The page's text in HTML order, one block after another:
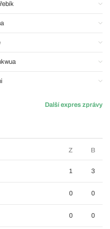
Další expres zprávy
Z B
1 3
0 0
0 0